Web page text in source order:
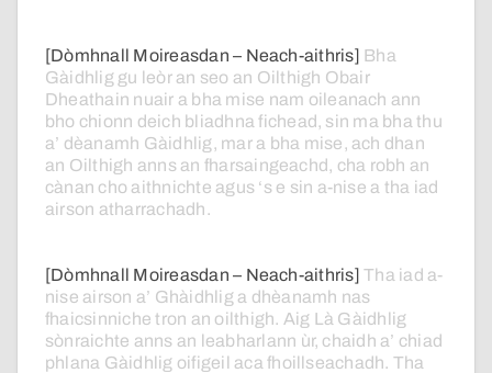
[Dòmhnall Moireasdan – Neach-aithris] Bha
Gàidhlig gu leòr an seo an Oilthigh Obair
Dheathain nuair a bha mise nam oileanach ann
bho chionn deich bliadhna fichead, sin ma bha thu
a’ dèanamh Gàidhlig, mar a bha mise, ach dhan
an Oilthigh anns an fharsaingeachd, cha robh an
cànan cho aithnichte agus ‘s e sin a-nise a tha iad
airson atharrachadh.
[Dòmhnall Moireasdan – Neach-aithris]Tha iad a-
nise airson a’ Ghàidhlig a dhèanamh nas
fhaicsinniche tron an oilthigh. Aig Là Gàidhlig
sònraichte anns an leabharlann ùr, chaidh a’ chiad
phlana Gàidhlig oifigeil aca fhoillseachadh. Tha